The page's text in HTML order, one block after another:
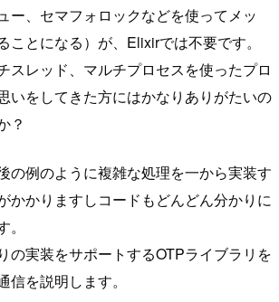
ー、セマフォロックなどを使ってメッ
ことになる）が、Elixirでは不要です。
スレッド、マルチプロセスを使ったプロ
いをしてきた方にはかなりありがたいの
？
の例のように複雑な処理を一から実装す
かかりますしコードもどんどん分かりに
の実装をサポートするOTPライブラリを
を説明します。